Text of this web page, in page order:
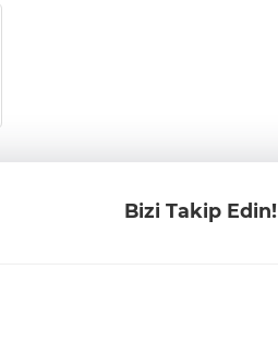
Bizi Takip Edin!